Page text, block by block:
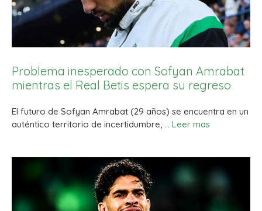
Problema inesperado con Sofyan Amrabat
mientras el Real Betis espera su regreso
El futuro de Sofyan Amrabat (29 años) se encuentra en un
auténtico territorio de incertidumbre, … Leer mas